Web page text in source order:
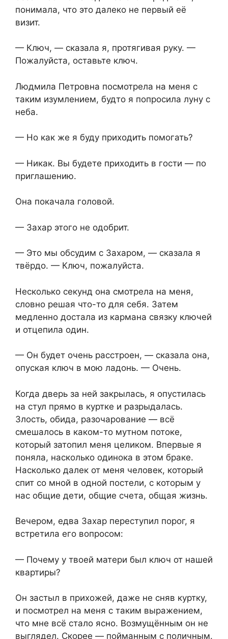
понимала, что это далеко не первый её
визит.
— Ключ, — сказала я, протягивая руку. —
Пожалуйста, оставьте ключ.
Людмила Петровна посмотрела на меня с
таким изумлением, будто я попросила луну с
неба.
— Но как же я буду приходить помогать?
— Никак. Вы будете приходить в гости — по
приглашению.
Она покачала головой.
— Захар этого не одобрит.
— Это мы обсудим с Захаром, — сказала я
твёрдо. — Ключ, пожалуйста.
Несколько секунд она смотрела на меня,
словно решая что-то для себя. Затем
медленно достала из кармана связку ключей
и отцепила один.
— Он будет очень расстроен, — сказала она,
опуская ключ в мою ладонь. — Очень.
Когда дверь за ней закрылась, я опустилась
на стул прямо в куртке и разрыдалась.
Злость, обида, разочарование — всё
смешалось в каком-то мутном потоке,
который затопил меня целиком. Впервые я
поняла, насколько одинока в этом браке.
Насколько далек от меня человек, который
спит со мной в одной постели, с которым у
нас общие дети, общие счета, общая жизнь.
Вечером, едва Захар переступил порог, я
встретила его вопросом:
— Почему у твоей матери был ключ от нашей
квартиры?
Он застыл в прихожей, даже не сняв куртку,
и посмотрел на меня с таким выражением,
что мне всё стало ясно. Возмущённым он не
выглядел. Скорее — пойманным с поличным.